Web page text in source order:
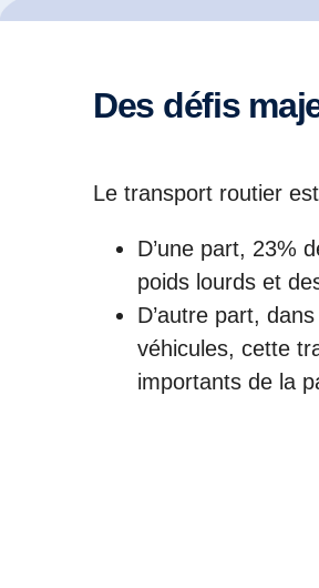
Des défis
Le transport routier
D’une part, 23%
poids lourds et
D’autre part,
véhicules, cette
importants de la